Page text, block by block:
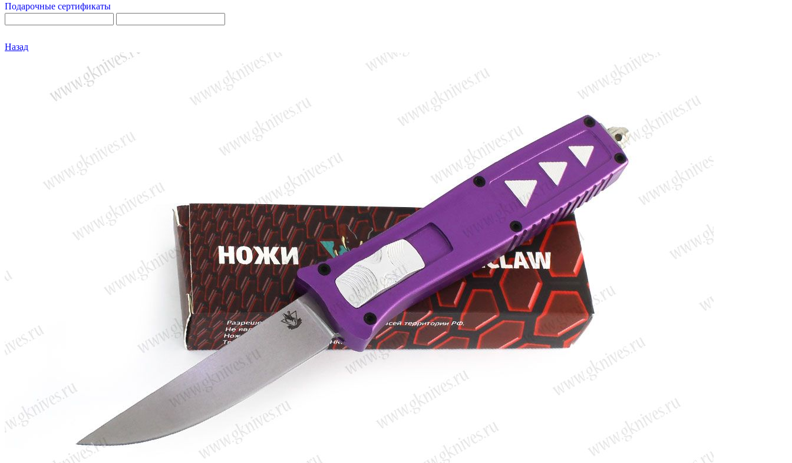
Подарочные сертификаты
Назад